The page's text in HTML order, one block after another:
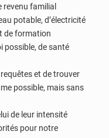
revenu familial
potable, d’électricité
de formation
possible, de santé
et de trouver
possible, mais sans
de leur intensité
pour notre